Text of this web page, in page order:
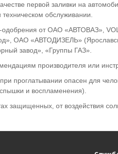
первой заливки на
техническом обслуживании.
одобрения от ОАО «АВТОВАЗ»,
ОАО «АВТОДИЗЕЛЬ»
завод», «Группы ГАЗ».
производителя или
проглатывании опасен для
и воспламенения).
защищенных, от воздействия